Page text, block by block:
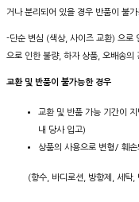
거나 분리되어 있을 경우 반품이 불가
-단순 변심 (색상, 사이즈 교환) 으로
으로 인한 불량, 하자 상품, 오배송의
교환 및 반품이 불가능한 경우
교환 및 반품 가능 기간이
내 당사 입고)
상품의 사용으로 변형/ 훼
(향수, 바디로션, 방향제, 세탁,